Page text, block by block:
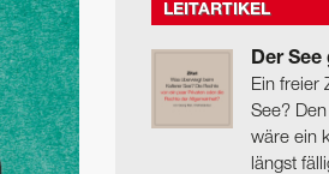
LEITARTIKEL
Der See
Ein freier
See?
wäre ein
längst